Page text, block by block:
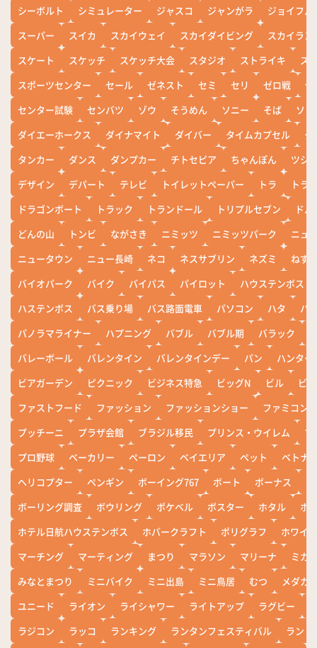
シーボルト
シミュレーター ジャスコ ジャンがラ
ジョイフル
スーパー
スイカ スカイウェイ スカイダイビング
スカイラン
スケート
スケッチ スケッチ大会 スタジオ ストライキ
ス
スポーツセンター
セール ゼネスト セミ セリ ゼロ戦
ぜ
センター試験
センバツ ゾウ そうめん ソニー そば
ソ
ダイエーホークス
ダイナマイト ダイバー タイムカプセル
タ
タンカー
ダンス ダンプカー チトセピア ちゃんぽん
ツシ
デザイン
デパート テレビ トイレットペーパー トラ
トラ
ドラゴンボート
トラック トランドール トリプルセブン
ド
どんの山
トンビ ながさき ニミッツ ニミッツパーク
ニュ
ニュータウン
ニュー長崎 ネコ ネスサブリン ネズミ
ねず
バイオパーク
バイク バイパス パイロット
ハウステンボス
ハステンボス
バス乗り場 バス路面電車 パソコン ハタ
ハ
パノラマライナー
ハプニング バブル バブル期 バラック
バレーボール
バレンタイン バレンタインデー パン
ハンター
ビアガーデン
ピクニック ビジネス特急 ビッグN ビル
ビワ
ファストフード
ファッション ファッションショー
ファミコン
プッチーニ
プラザ会館 ブラジル移民 プリンス・ウイレム
ブ
プロ野球
ベーカリー ペーロン ベイエリア ペット
ベトナ
ヘリコプター
ペンギン ボーイング767 ボート ボーナス
ボーリング調査
ボウリング ポケベル ポスター ホタル
ホ
ホテル日航ハウステンボス
ホバークラフト ポリグラフ
ホワイ
マーチング
マーティング まつり マラソン マリーナ
ミカ
みなとまつり
ミニバイク ミニ出島 ミニ鳥居 むつ
メダカ
ユニード
ライオン ライシャワー ライトアップ ラグビー
ラジコン
ラッコ ランキング ランタンフェスティバル
ランド